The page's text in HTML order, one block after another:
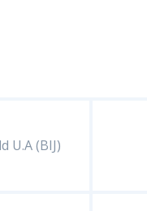
U.A (BIJ)